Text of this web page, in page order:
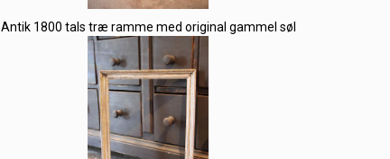
Antik 1800 tals træ ramme med original gammel søl